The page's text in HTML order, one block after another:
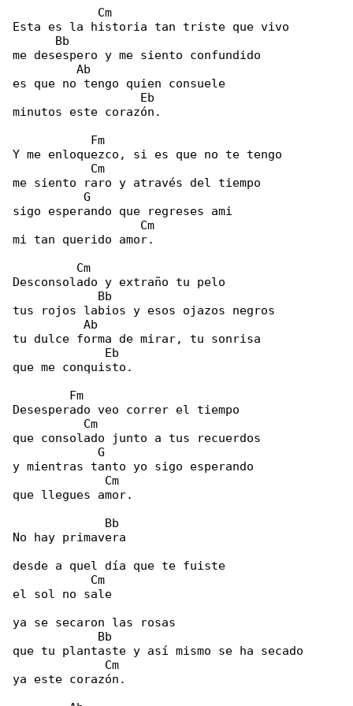
            Cm
Esta es la historia tan triste que vivo
      Bb
me desespero y me siento confundido
         Ab
es que no tengo quien consuele
                  Eb
minutos este corazón.
           Fm
Y me enloquezco, si es que no te tengo
           Cm
me siento raro y através del tiempo
          G
sigo esperando que regreses ami
                  Cm
mi tan querido amor.
         Cm
Desconsolado y extraño tu pelo
            Bb
tus rojos labios y esos ojazos negros
          Ab
tu dulce forma de mirar, tu sonrisa
             Eb
que me conquisto.
        Fm
Desesperado veo correr el tiempo
          Cm
que consolado junto a tus recuerdos
            G
y mientras tanto yo sigo esperando
             Cm
que llegues amor.
             Bb
No hay primavera
desde a quel día que te fuiste
           Cm
el sol no sale
ya se secaron las rosas
            Bb
que tu plantaste y así mismo se ha secado
             Cm
ya este corazón.